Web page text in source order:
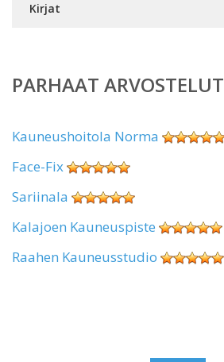
Kirjat
PARHAAT ARVOSTELUT
Kauneushoitola Norma
Face-Fix
Sariinala
Kalajoen Kauneuspiste
Raahen Kauneusstudio